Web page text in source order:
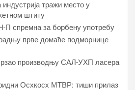
тражи место у
штиту
спремна за борбену употребу
прве домаће подморнице
производњу САЛ-УХП ласера
Осхкосх МТВР: тиши прилаз